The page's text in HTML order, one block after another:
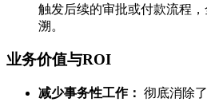
触发后续的审批或付款流程
溯。
业务价值与ROI
减少事务性工作： 彻底消除